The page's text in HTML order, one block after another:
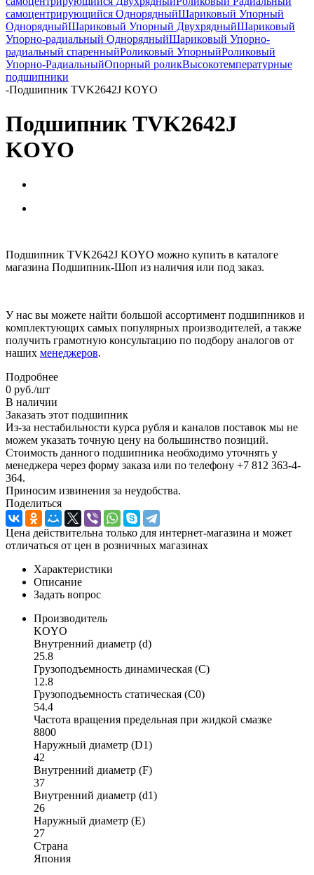
самоцентрирующийся ОднорядныйШариковый Упорный
ОднорядныйШариковый Упорный ДвухрядныйШариковый
Упорно-радиальный ОднорядныйШариковый Упорно-
радиальный спаренныйРоликовый УпорныйРоликовый
Упорно-РадиальныйОпорный роликВысокотемпературные
подшипники
-Подшипник TVK2642J KOYO
Подшипник TVK2642J
KOYO
Подшипник TVK2642J KOYO можно купить в каталоге
магазина Подшипник-Шоп из наличия или под заказ.
У нас вы можете найти большой ассортимент подшипников и
комплектующих самых популярных производителей, а также
получить грамотную консультацию по подбору аналогов от
наших менеджеров.
Подробнее
0 руб./шт
В наличии
Заказать этот подшипник
Из-за нестабильности курса рубля и каналов поставок мы не
можем указать точную цену на большинство позиций.
Стоимость данного подшипника необходимо уточнять у
менеджера через форму заказа или по телефону +7 812 363-4-
364.
Приносим извинения за неудобства.
Поделиться
Цена действительна только для интернет-магазина и может
отличаться от цен в розничных магазинах
Характеристики
Описание
Задать вопрос
Производитель
KOYO
Внутренний диаметр (d)
25.8
Грузоподъемность динамическая (C)
12.8
Грузоподъемность статическая (C0)
54.4
Частота вращения предельная при жидкой смазке
8800
Наружный диаметр (D1)
42
Внутренний диаметр (F)
37
Внутренний диаметр (d1)
26
Наружный диаметр (E)
27
Страна
Япония